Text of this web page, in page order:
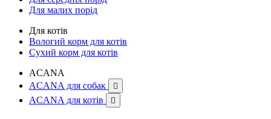
Для малих порід
Для котів
Вологий корм для котів
Сухий корм для котів
ACANA
ACANA для собак

ACANA для котів 